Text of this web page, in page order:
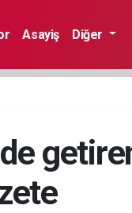
Asayiş Diğer